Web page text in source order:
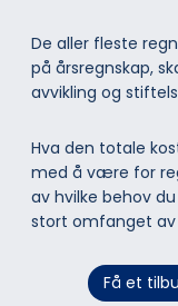
De aller fleste
på årsregnskap,
avvikling og
Hva den totale
med å være for
av hvilke behov
stort omfanget av
Få et